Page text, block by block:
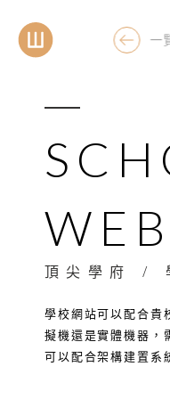
一
頂尖學府 /
學校網站可以配合貴
擬機還是實體機器，
可以配合架構建置系